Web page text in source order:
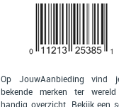
Op JouwAanbieding vind
bekende merken ter
handig overzicht. Bekijk een